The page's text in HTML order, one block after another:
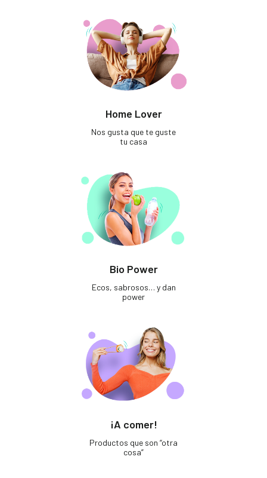
Home Lover
Nos gusta que te guste
tu casa
Bio Power
Ecos, sabrosos… y dan
power
¡A comer!
Productos que son “otra
cosa”